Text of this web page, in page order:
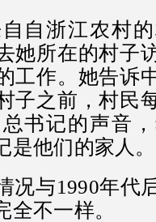
自浙江农村
她所在的村子
工作。她告诉
子之前，村民
书记的声音
他们的家人。
况与1990年代
不一样。